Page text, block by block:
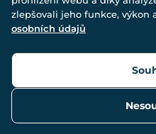
© Všechna práva
zlepšovali jeho funkce, výkon
osobních údajů